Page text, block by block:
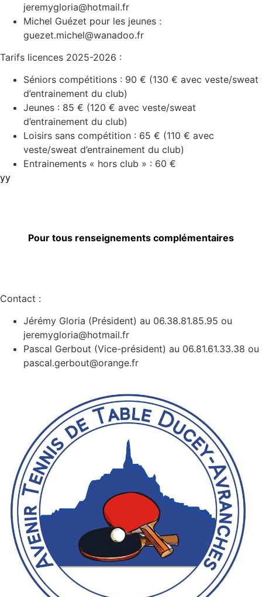
jeremygloria@hotmail.fr
Michel Guézet pour les jeunes :
guezet.michel@wanadoo.fr
Tarifs licences 2025-2026 :
Séniors compétitions : 90 € (130 € avec veste/sweat
d’entrainement du club)
Jeunes : 85 € (120 € avec veste/sweat
d’entrainement du club)
Loisirs sans compétition : 65 € (110 € avec
veste/sweat d’entrainement du club)
Entrainements « hors club » : 60 €
yy
Pour tous renseignements complémentaires
Contact :
Jérémy Gloria (Président) au 06.38.81.85.95 ou
jeremygloria@hotmail.fr
Pascal Gerbout (Vice-président) au 06.81.61.33.38 ou
pascal.gerbout@orange.fr